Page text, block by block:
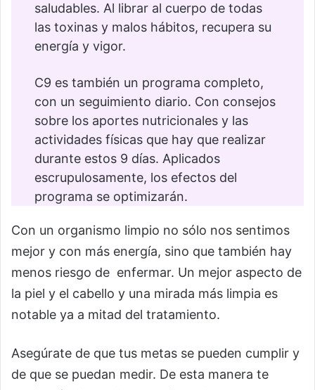
saludables. Al librar al cuerpo de todas
las toxinas y malos hábitos, recupera su
energía y vigor.
C9 es también un programa completo,
con un seguimiento diario. Con consejos
sobre los aportes nutricionales y las
actividades físicas que hay que realizar
durante estos 9 días. Aplicados
escrupulosamente, los efectos del
programa se optimizarán.
Con un organismo limpio no sólo nos sentimos
mejor y con más energía, sino que también hay
menos riesgo de enfermar. Un mejor aspecto de
la piel y el cabello y una mirada más limpia es
notable ya a mitad del tratamiento.
Asegúrate de que tus metas se pueden cumplir y
de que se puedan medir. De esta manera te